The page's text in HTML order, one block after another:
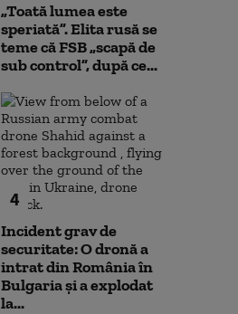
„Toată lumea este
speriată”. Elita rusă se
teme că FSB „scapă de
sub control”, după ce...
4
Incident grav de
securitate: O dronă a
intrat din România în
Bulgaria şi a explodat
la...